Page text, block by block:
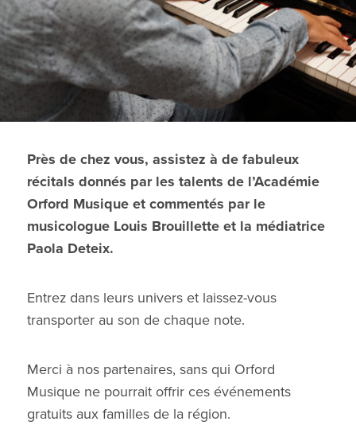
Près de chez vous, assistez à de fabuleux
récitals donnés par les talents de l’Académie
Orford Musique et commentés par le
musicologue Louis Brouillette et la médiatrice
Paola Deteix.
Entrez dans leurs univers et laissez-vous
transporter au son de chaque note.
Merci à nos partenaires, sans qui Orford
Musique ne pourrait offrir ces événements
gratuits aux familles de la région.